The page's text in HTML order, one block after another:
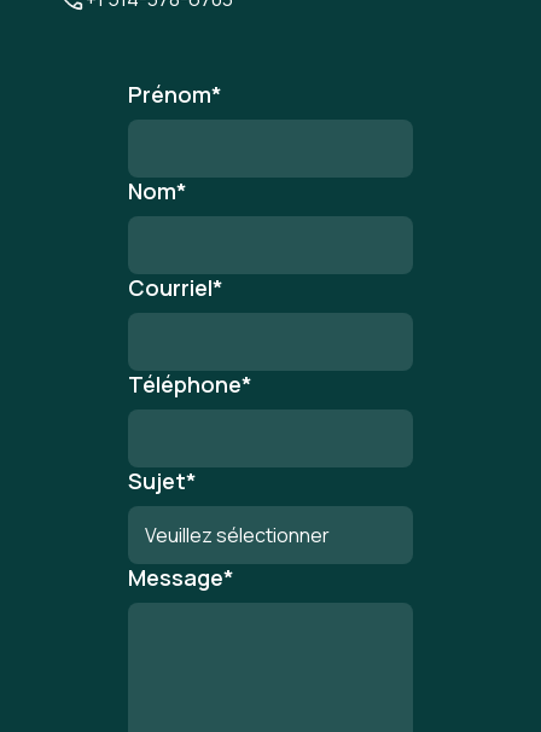
Prénom*
Nom*
Courriel*
Téléphone*
Sujet*
Message*